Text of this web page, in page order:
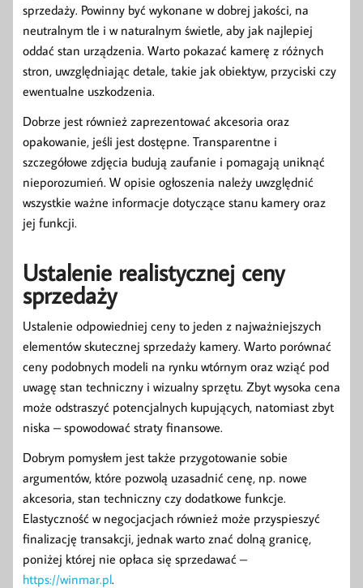
sprzedaży. Powinny być wykonane w dobrej jakości, na
neutralnym tle i w naturalnym świetle, aby jak najlepiej
oddać stan urządzenia. Warto pokazać kamerę z różnych
stron, uwzględniając detale, takie jak obiektyw, przyciski czy
ewentualne uszkodzenia.
Dobrze jest również zaprezentować akcesoria oraz
opakowanie, jeśli jest dostępne. Transparentne i
szczegółowe zdjęcia budują zaufanie i pomagają uniknąć
nieporozumień. W opisie ogłoszenia należy uwzględnić
wszystkie ważne informacje dotyczące stanu kamery oraz
jej funkcji.
Ustalenie realistycznej ceny
sprzedaży
Ustalenie odpowiedniej ceny to jeden z najważniejszych
elementów skutecznej sprzedaży kamery. Warto porównać
ceny podobnych modeli na rynku wtórnym oraz wziąć pod
uwagę stan techniczny i wizualny sprzętu. Zbyt wysoka cena
może odstraszyć potencjalnych kupujących, natomiast zbyt
niska – spowodować straty finansowe.
Dobrym pomysłem jest także przygotowanie sobie
argumentów, które pozwolą uzasadnić cenę, np. nowe
akcesoria, stan techniczny czy dodatkowe funkcje.
Elastyczność w negocjacjach również może przyspieszyć
finalizację transakcji, jednak warto znać dolną granicę,
poniżej której nie opłaca się sprzedawać –
https://winmar.pl.